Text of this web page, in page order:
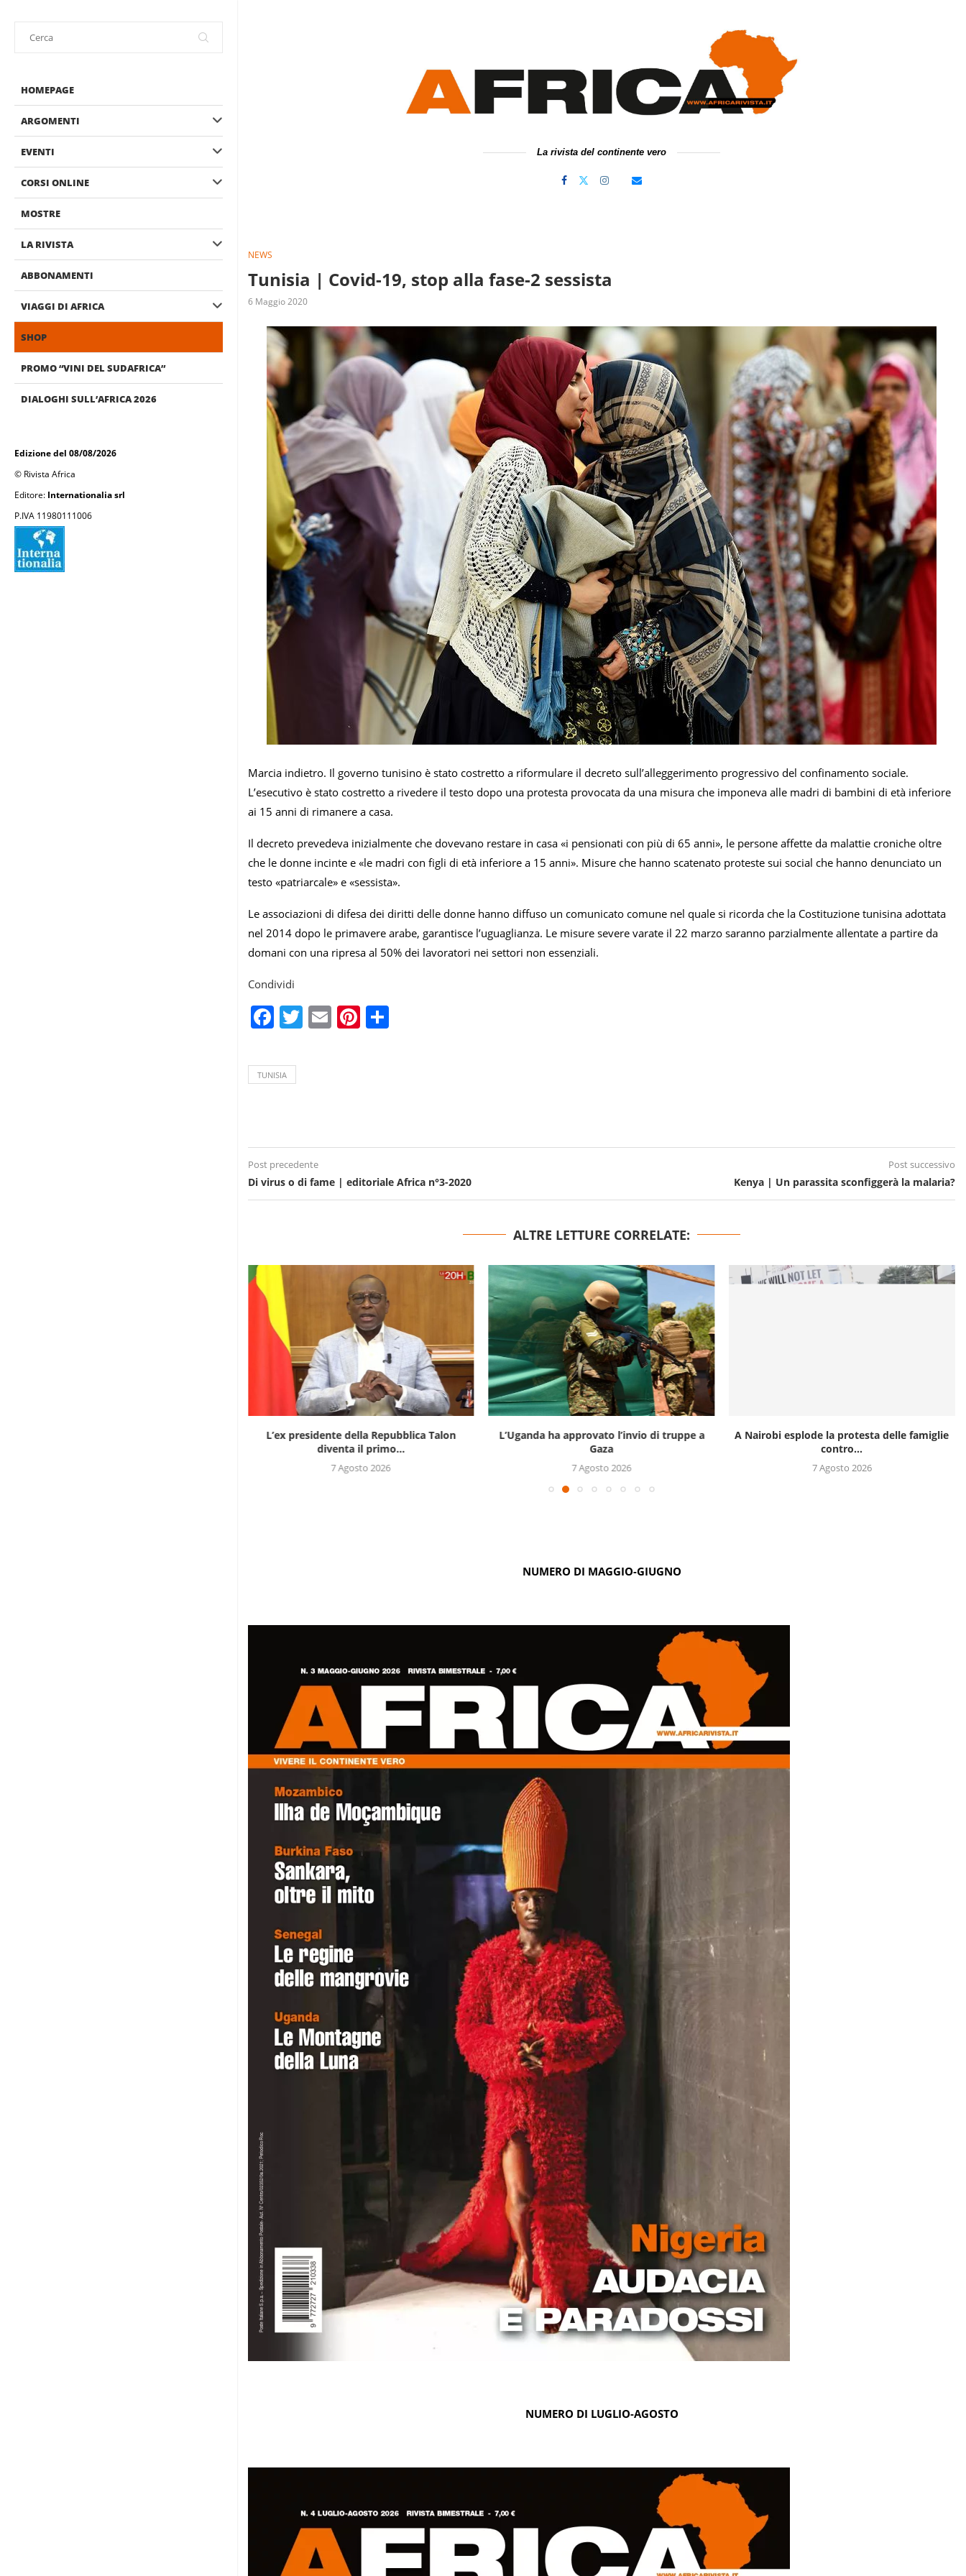
HOMEPAGE
ARGOMENTI
EVENTI
CORSI ONLINE
MOSTRE
LA RIVISTA
ABBONAMENTI
VIAGGI DI AFRICA
SHOP
PROMO “VINI DEL SUDAFRICA”
DIALOGHI SULL’AFRICA 2026
Edizione del 08/08/2026
© Rivista Africa
Editore: Internationalia srl
P.IVA 11980111006
La rivista del continente vero
NEWS
Tunisia | Covid-19, stop alla fase-2 sessista
6 Maggio 2020
Marcia indietro. Il governo tunisino è stato costretto a riformulare il decreto sull’alleggerimento progressivo del confinamento sociale.
L’esecutivo è stato costretto a rivedere il testo dopo una protesta provocata da una misura che imponeva alle madri di bambini di età inferiore
ai 15 anni di rimanere a casa.
Il decreto prevedeva inizialmente che dovevano restare in casa «i pensionati con più di 65 anni», le persone affette da malattie croniche oltre
che le donne incinte e «le madri con figli di età inferiore a 15 anni». Misure che hanno scatenato proteste sui social che hanno denunciato un
testo «patriarcale» e «sessista».
Le associazioni di difesa dei diritti delle donne hanno diffuso un comunicato comune nel quale si ricorda che la Costituzione tunisina adottata
nel 2014 dopo le primavere arabe, garantisce l’uguaglianza. Le misure severe varate il 22 marzo saranno parzialmente allentate a partire da
domani con una ripresa al 50% dei lavoratori nei settori non essenziali.
Condividi
Facebook
Twitter
EmailPinterest
TUNISIA
Post precedente
Di virus o di fame | editoriale Africa n°3-2020
Post successivo
Kenya | Un parassita sconfiggerà la malaria?
ALTRE LETTURE CORRELATE:
L’ex presidente della Repubblica Talon
diventa il primo...
7 Agosto 2026
L’Uganda ha approvato l’invio di truppe a
Gaza
7 Agosto 2026
A Nairobi esplode la protesta delle famiglie
contro...
7 Agosto 2026
NUMERO DI MAGGIO-GIUGNO
NUMERO DI LUGLIO-AGOSTO